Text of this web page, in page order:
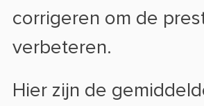
corrigeren om de
verbeteren.
Hier zijn de